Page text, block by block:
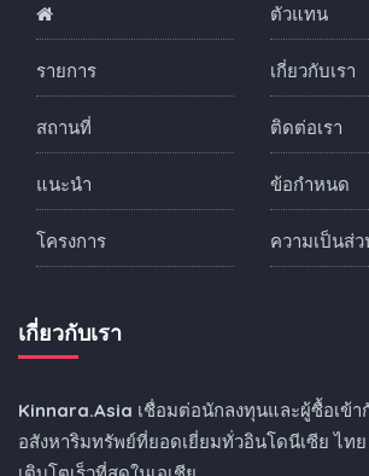
รายการ
สถานที่
แนะนำ
โครงการ
ตัวแทน
เกี่ยวกับเรา
ติดต่อเรา
ข้อกำหนด
ความเป็นส่
เกี่ยวกับเรา
Kinnara.Asia เชื่อมต่อนักลงทุนและผู้ซื้อเข้
อสังหาริมทรัพย์ที่ยอดเยี่ยมทั่วอินโดนีเซีย ไท